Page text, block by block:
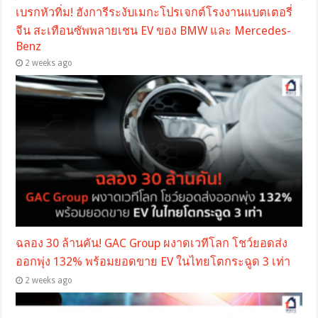
เบรกหัวทิ่ม! ฮังการีระงับเมกะโปรเจกต์โรงงานแบตเตอรี่
จีน สะเทือนซัพพลายเชน EV ของ BMW และ Mercedes-
Benz
2 weeks ago
ฉลอง 30 ล้านคัน! GAC Group ผงาดเวทีโลก โชว์ยอดส่ง
ออกพุ่ง 132% พร้อมยอดขาย EV ในไทยโตกระฉูด 3 เท่า
2 weeks ago